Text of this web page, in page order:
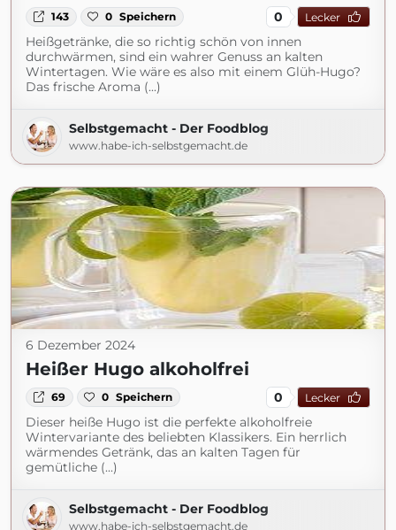
143 0 Speichern 0 Lecker
Heißgetränke, die so richtig schön von innen
durchwärmen, sind ein wahrer Genuss an kalten
Wintertagen. Wie wäre es also mit einem Glüh-Hugo?
Das frische Aroma (...)
Selbstgemacht - Der Foodblog
www.habe-ich-selbstgemacht.de
6 Dezember 2024
Heißer Hugo alkoholfrei
69 0 Speichern 0 Lecker
Dieser heiße Hugo ist die perfekte alkoholfreie
Wintervariante des beliebten Klassikers. Ein herrlich
wärmendes Getränk, das an kalten Tagen für
gemütliche (...)
Selbstgemacht - Der Foodblog
www.habe-ich-selbstgemacht.de